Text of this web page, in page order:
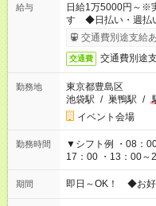
給与
日給1万5000円～※
す ◆日払い・週払
異なります
交通費別途支給
交通費 交通費別途
勤務地
東京都豊島区
池袋駅 / 巣鴨駅 /
イベント会場
勤務時間
▼シフト例 ・08：
17：00 ・13：00～22：
仕事により勤務時間
期間 即日～OK！ ◆お